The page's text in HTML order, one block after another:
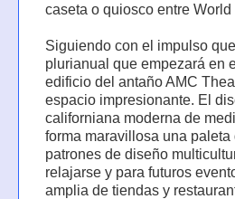
caseta o quiosco entre
Siguiendo con el impulso
plurianual que empezará en
edificio del antaño AMC
espacio impresionante. El
californiana moderna de
forma maravillosa una
patrones de diseño
relajarse y para futuros
amplia de tiendas y